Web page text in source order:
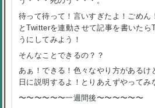
待って待って！言いすぎたよ！ごめん
とTwitterを連動させて記事を書いたら
うにしてみよう！
そんなことできるの？？
あぁ！できる！色々なやり方があるけ
日に説明するよ！とりあえずやってみ
〜〜〜〜〜〜一週間後〜〜〜〜〜〜